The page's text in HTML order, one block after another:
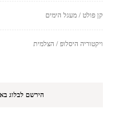
קן פולט / מעגל הימים
ויקטוריה היסלופ / הצלמית
הירשם לבלוג